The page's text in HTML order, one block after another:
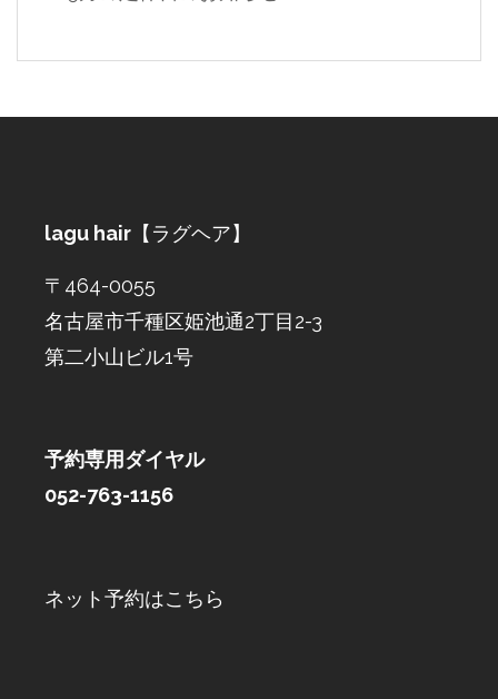
lagu hair 【ラグヘア】
〒464-0055
名古屋市千種区姫池通2丁目2-3
第二小山ビル1号
予約専用ダイヤル
052-763-1156
ネット予約はこちら